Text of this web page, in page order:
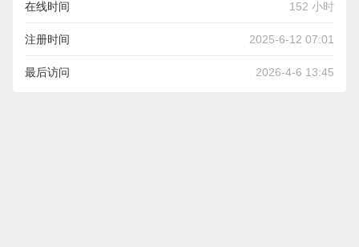
在线时间 152 小时
注册时间 2025-6-12 07:01
最后访问 2026-4-6 13:45